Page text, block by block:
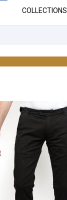
COLLECTIONS